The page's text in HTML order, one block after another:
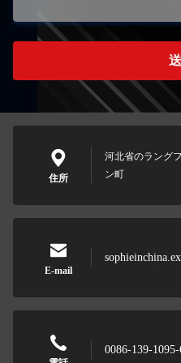
住所
河北省のラング
ン町
E-mail
0086-139-